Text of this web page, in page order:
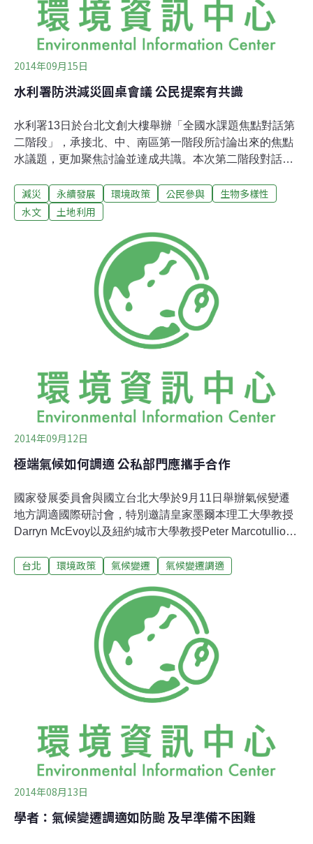
的40%、50%，降至25%與32%。減少的部份轉而分散至
2014年09月15日
水利署防洪減災圓桌會議 公民提案有共識
水利署13日於台北文創大樓舉辦「全國水課題焦點對話第
二階段」，承接北、中、南區第一階段所討論出來的焦點
水議題，更加聚焦討論並達成共識。本次第二階段對話聚
向，共分4組進行討論。與會者針對產出議題上台發言或
提問，議事員則針對其問題做出解釋，或請相關單位予以
初舉行。要防洪減災 先檢討策略與制度綠色協會理事長魯
台營率先發言表示，因應現在的氣候變遷災害，要做到防
洪、減災，以確保人民的生命與財產安全，但一直以來的
問題都是制度面。他指出，原本應是水與土一條鞭的整體
綜合治理，在單位權限的衝突下，有些問題可能是其他單
位需先行處理，而非水利署單方面能解決的。台灣應參照
日本鶴見川流域的總合治水，由地方政府來主導與承擔總
減災 永續發展 環境政策 公民參與
生物多樣性
水文
土地利用
2014年09月12日
極端氣候如何調適 公私部門應攜手合作
國家發展委員會與國立台北大學於9月11日舉辦氣候變遷
地方調適國際研討會，特別邀請皇家墨爾本理工大學教授
Darryn McEvoy以及紐約城市大學教授Peter Marcotullio來
McEvoy表示，促進地方氣候變遷調適雖必須以全面性的
國家級的氣候變遷調適策略，地方各區域也要準備各自的
行動計劃；且因為每個都市型態都不盡相同，調適行動也
需因地制宜，為不同區域量身設計。「地方的氣候變遷調
適行動若為官方一廂情願規劃，非常容易以失敗作收。」
Darryn McEvoy說，地方政府也需要賦予權力給當地居民
自發組成的相關團體，以制訂更好的調適策略。Darryn
McEvoy也直言，對於國家氣候變遷的調適行動或策略，
公部門和私部門都應清楚了解各自在
台北 環境政策 氣候變遷 氣候變遷調適
2014年08月13日
學者：氣候變遷調適如防颱 及早準備不困難